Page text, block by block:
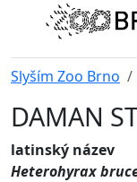
Slyším Zoo Brno
DAMAN
latinský název
Heterohyrax